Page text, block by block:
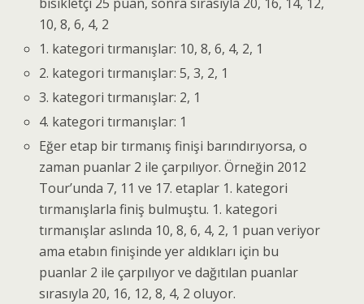
10, 8, 6, 4, 2
1. kategori tırmanışlar: 10, 8, 6, 4, 2, 1
2. kategori tırmanışlar: 5, 3, 2, 1
3. kategori tırmanışlar: 2, 1
4. kategori tırmanışlar: 1
Eğer etap bir tırmanış finişi barındırıyorsa, o
zaman puanlar 2 ile çarpılıyor. Örneğin 2012
Tour’unda 7, 11 ve 17. etaplar 1. kategori
tırmanışlarla finiş bulmuştu. 1. kategori
tırmanışlar aslında 10, 8, 6, 4, 2, 1 puan veriyor
ama etabın finişinde yer aldıkları için bu
puanlar 2 ile çarpılıyor ve dağıtılan puanlar
sırasıyla 20, 16, 12, 8, 4, 2 oluyor.